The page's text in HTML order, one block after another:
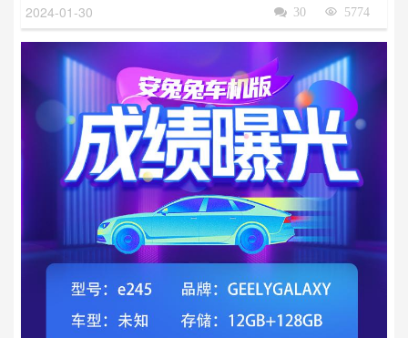
2024-01-30
5774

30
